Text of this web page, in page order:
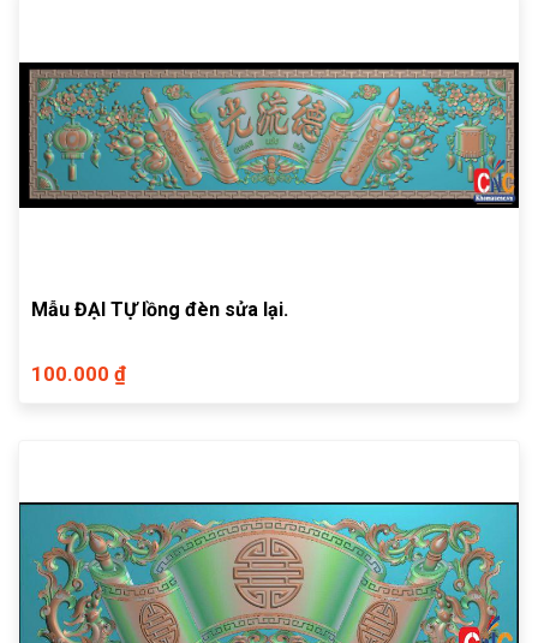
Mẫu ĐẠI TỰ lồng đèn sửa lại.
100.000 ₫